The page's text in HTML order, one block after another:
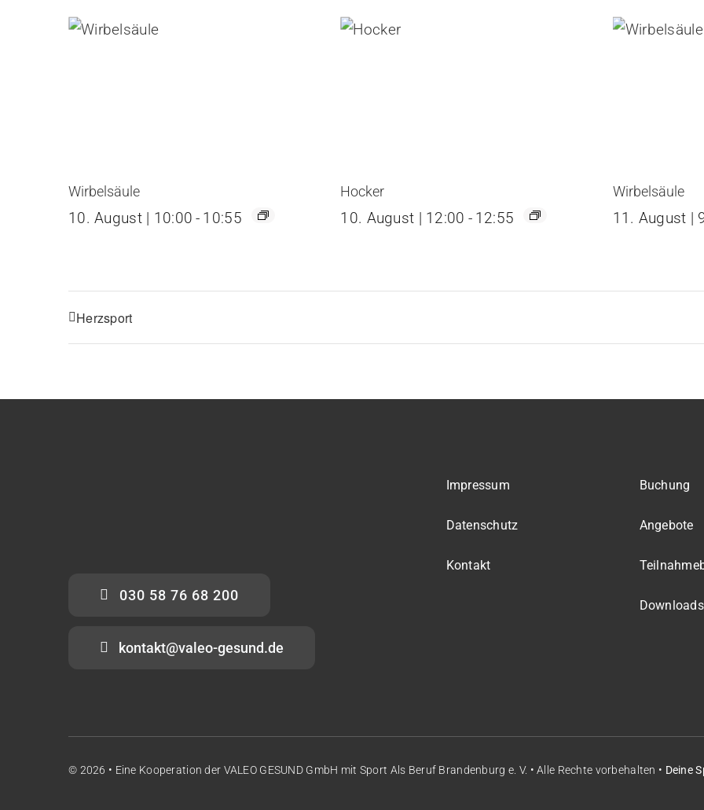
Wirbelsäule
10. August | 10:00 - 10:55
Hocker
10. August | 12:00 - 12:55
Wirbelsäule
11. August |
Herzsport
030 58 76 68 200
kontakt@valeo-gesund.de
Impressum
Datenschutz
Kontakt
Buchung
Angebote
Downloads
© 2026 • Eine Kooperation der VALEO GESUND GmbH mit Sport Als Beruf Brandenburg e. V. • Alle Rechte vorbehalten • Deine